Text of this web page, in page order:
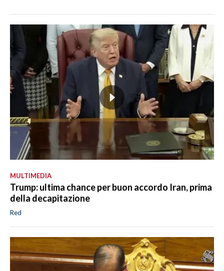
MULTIMEDIA
Trump: ultima chance per buon accordo Iran, prima
della decapitazione
Red